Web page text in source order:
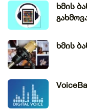
ხმის
ხმის